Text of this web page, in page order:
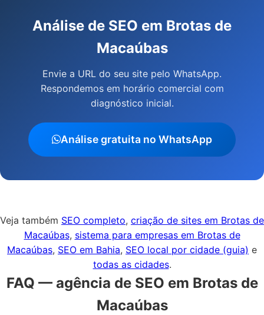
Análise de SEO em Brotas de
Macaúbas
Envie a URL do seu site pelo WhatsApp.
Respondemos em horário comercial com
diagnóstico inicial.
Análise gratuita no WhatsApp
Veja também SEO completo, criação de sites em Brotas de
Macaúbas, sistema para empresas em Brotas de
Macaúbas, SEO em Bahia, SEO local por cidade (guia) e
todas as cidades.
FAQ — agência de SEO em Brotas de
Macaúbas